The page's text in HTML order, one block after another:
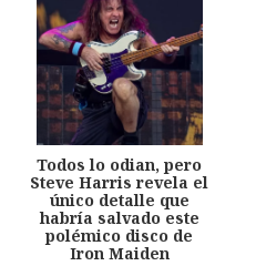
Todos lo odian, pero
Steve Harris revela el
único detalle que
habría salvado este
polémico disco de
Iron Maiden